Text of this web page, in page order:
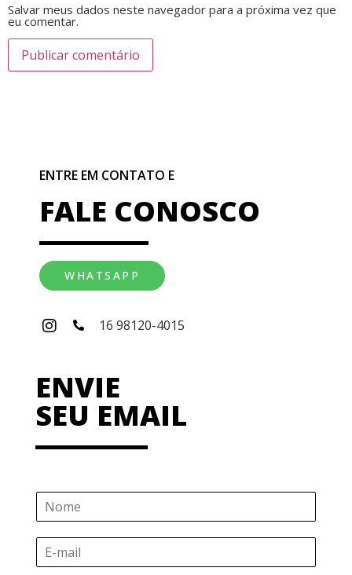
Salvar meus dados neste navegador para a próxima vez que
eu comentar.
ENTRE EM CONTATO E
FALE CONOSCO
WHATSAPP
16 98120-4015
ENVIE
SEU EMAIL